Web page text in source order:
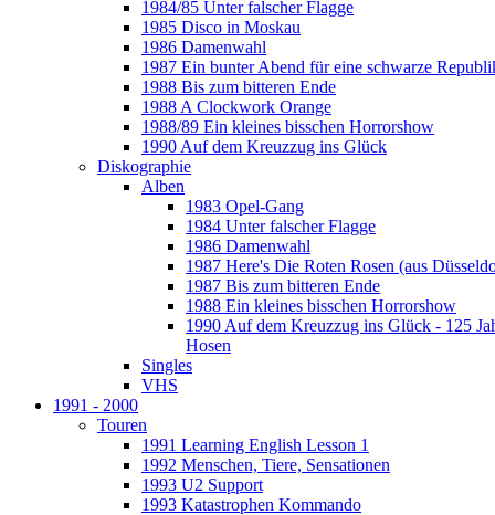
1984/85 Unter falscher Flagge
1985 Disco in Moskau
1986 Damenwahl
1987 Ein bunter Abend für eine schwarze
1988 Bis zum bitteren Ende
1988 A Clockwork Orange
1988/89 Ein kleines bisschen Horrorshow
1990 Auf dem Kreuzzug ins Glück
Diskographie
Alben
1983 Opel-Gang
1984 Unter falscher Flagge
1986 Damenwahl
1987 Here's Die Roten Rosen (aus
1987 Bis zum bitteren Ende
1988 Ein kleines bisschen Horrorshow
1990 Auf dem Kreuzzug ins Glück - 125
Hosen
Singles
VHS
1991 - 2000
Touren
1991 Learning English Lesson 1
1992 Menschen, Tiere, Sensationen
1993 U2 Support
1993 Katastrophen Kommando